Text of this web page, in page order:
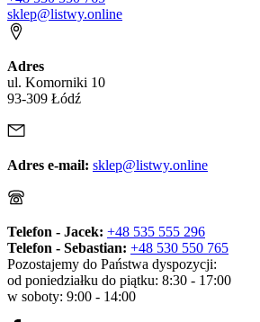
sklep@listwy.online
Adres
ul. Komorniki 10
93-309 Łódź
Adres e-mail: sklep@listwy.online
Telefon - Jacek: +48 535 555 296
Telefon - Sebastian: +48 530 550 765
Pozostajemy do Państwa dyspozycji:
od poniedziałku do piątku: 8:30 - 17:00
w soboty: 9:00 - 14:00